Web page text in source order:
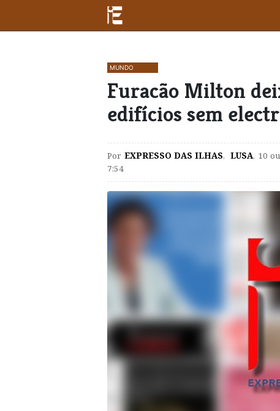
MUNDO
Furacão Milton
edifícios sem
Por EXPRESSO DAS ILHAS, LUSA, 10
7:54